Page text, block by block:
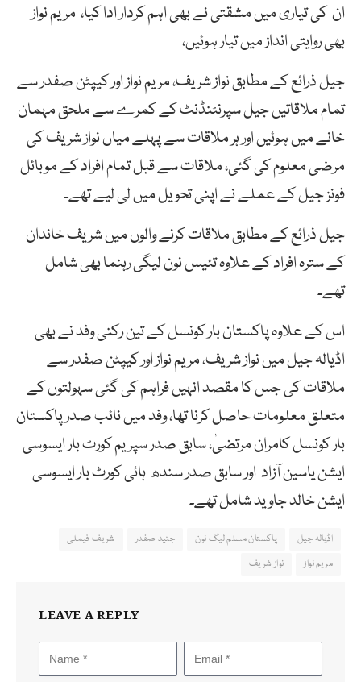
ان کی تیاری میں مشقتی نے بھی اہم کردار ادا کیا، مریم نواز
بھی روایتی انداز میں تیار ہوئیں،
جیل ذرائع کے مطابق نواز شریف، مریم نواز اور کیپٹن صفدر سے
تمام ملاقاتیں جیل سپرنٹنڈنٹ کے کمرے سے ملحق مہمان
خانے میں ہوئیں اور ہر ملاقات سے پہلے میاں نواز شریف کی
مرضی معلوم کی گئی، ملاقات سے قبل تمام افراد کے موبائل
فونز جیل کے عملے نے اپنی تحویل میں لی لیے تھے۔
جیل ذرائع کے مطابق ملاقات کرنے والوں میں شریف خاندان
کے سترہ افراد کے علاوہ تئیس نون لیگی رہنما بھی شامل
تھے۔
اس کے علاوہ پاکستان بار کونسل کے تین رکنی وفد نے بھی
اڈیالہ جیل میں نواز شریف، مریم نواز اور کیپٹن صفدر سے
ملاقات کی جس کا مقصد انہیں فراہم کی گئی سہولتوں کے
متعلق معلومات حاصل کرنا تھا، وفد میں نائب صدر پاکستان
بار کونسل کامران مرتضیٰ، سابق صدر سپریم کورٹ بار ایسوسی
ایشن یاسین آزاد اور سابق صدر سندھ ہائی کورٹ بار ایسوسی
ایشن خالد جاوید شامل تھے۔
اڈیالہ جیل پاکستان مسلم لیگ نون جنید صفدر
شریف فیملی
مریم نواز
نواز شریف
LEAVE A REPLY